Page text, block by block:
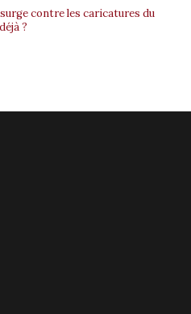
contre les caricatures du
?